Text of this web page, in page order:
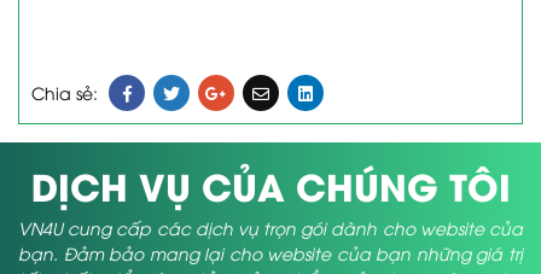
Chia sẻ:
DỊCH VỤ CỦA CHÚNG TÔI
VN4U cung cấp các dịch vụ trọn gói dành cho website của
bạn. Đảm bảo mang lại cho website của bạn những giá trị